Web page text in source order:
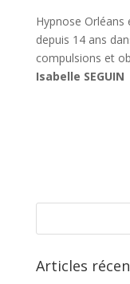
Hypnose Orléans
depuis 14 ans
compulsions et
Isabelle SEGUIN
Articles